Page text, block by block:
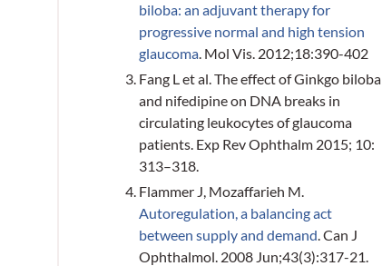
biloba: an adjuvant therapy for
progressive normal and high tension
glaucoma. Mol Vis. 2012;18:390-402
Fang L et al. The effect of Ginkgo biloba
and nifedipine on DNA breaks in
circulating leukocytes of glaucoma
patients. Exp Rev Ophthalm 2015; 10:
313–318.
Flammer J, Mozaffarieh M.
Autoregulation, a balancing act
between supply and demand. Can J
Ophthalmol. 2008 Jun;43(3):317-21.